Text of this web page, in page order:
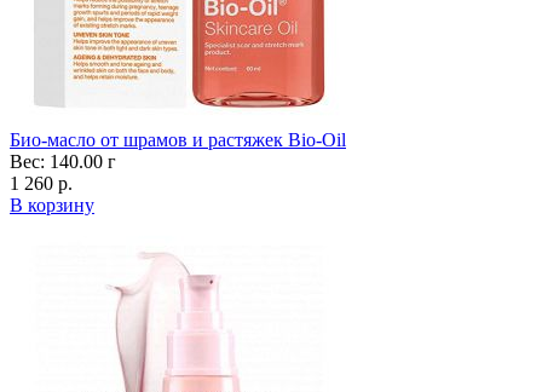
Био-масло от шрамов и растяжек Bio-Oil
Вес: 140.00 г
1 260 р.
В корзину